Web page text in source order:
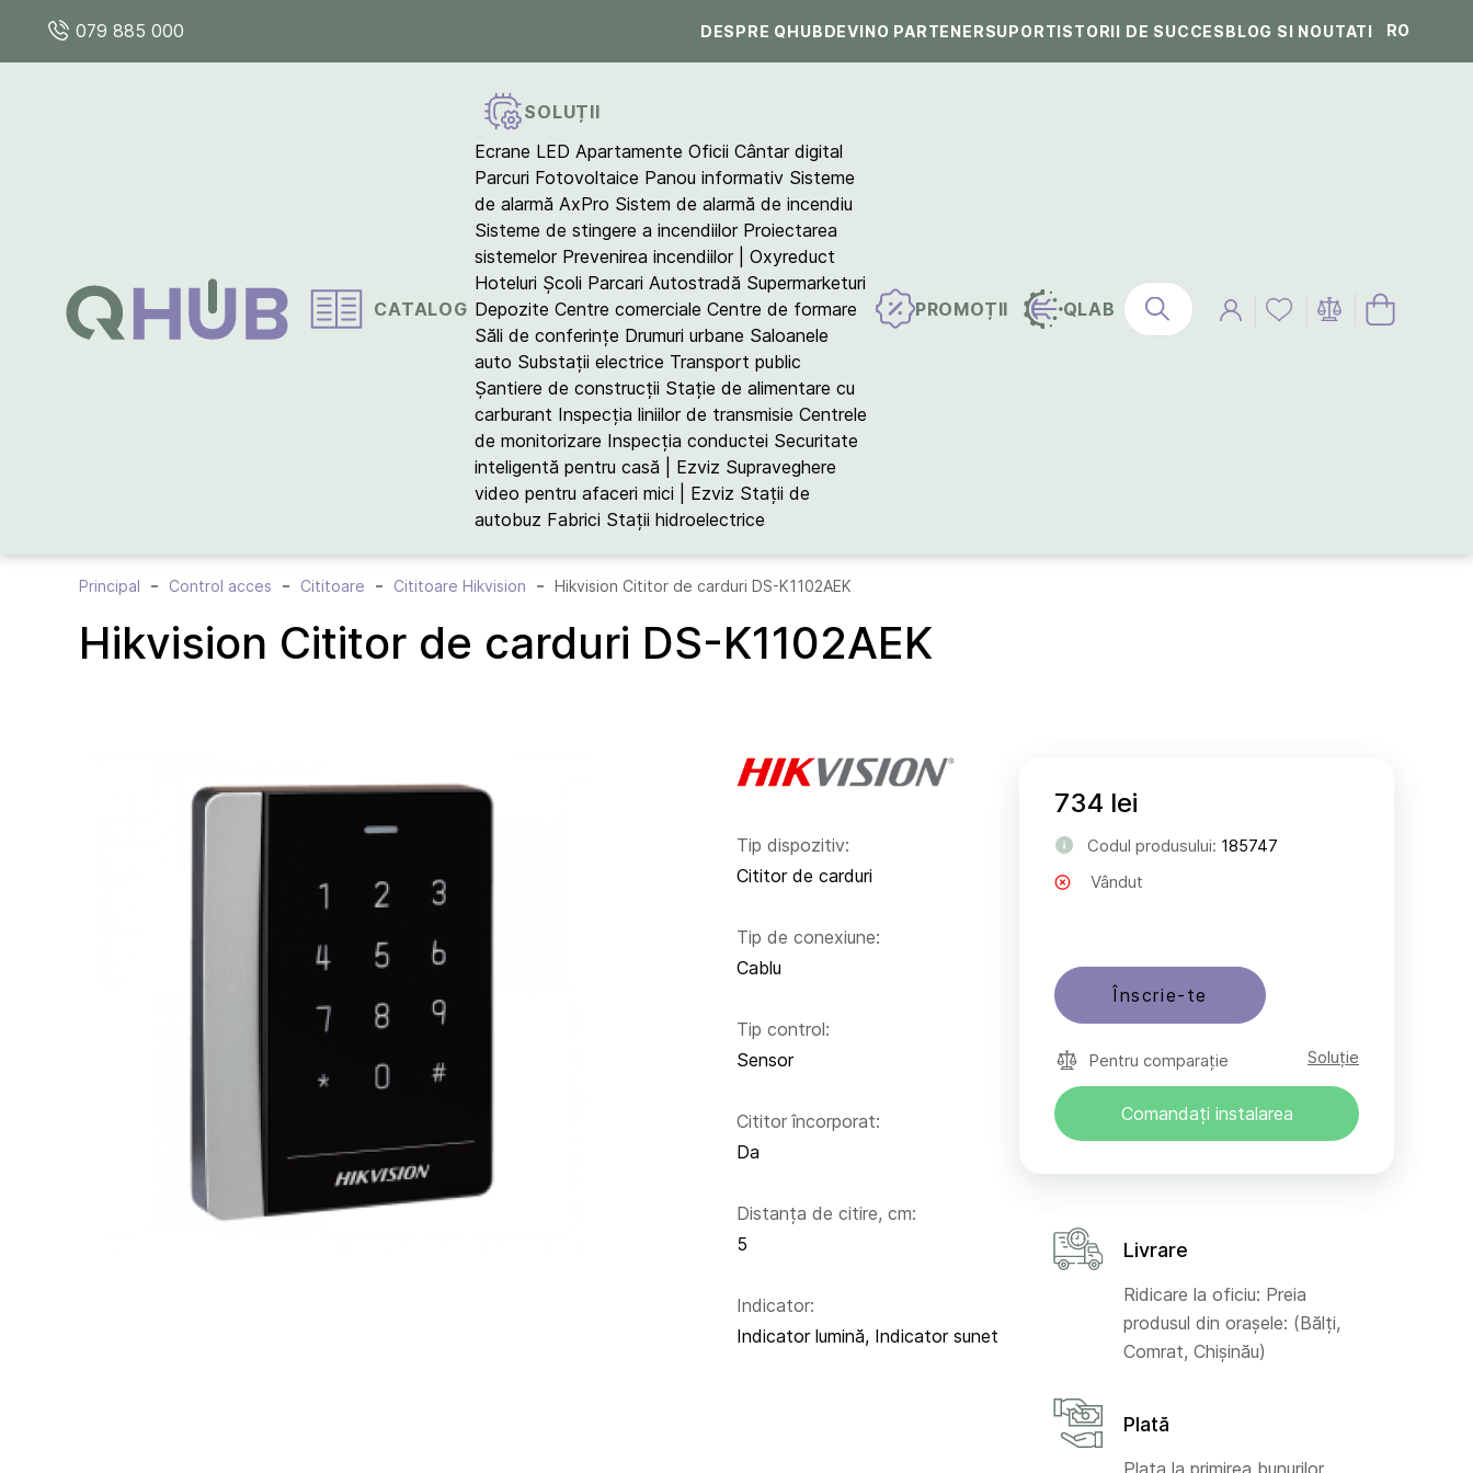
079 885 000 DESPRE QHUBDEVINO PARTENERSUPORTISTORII DE SUCCESBLOG SI NOUTATI RO
CATALOG
SOLUȚII
Ecrane LED Apartamente Oficii Cântar digital
Parcuri Fotovoltaice Panou informativ Sisteme
de alarmă AxPro Sistem de alarmă de incendiu
Sisteme de stingere a incendiilor Proiectarea
sistemelor Prevenirea incendiilor | Oxyreduct
Hoteluri Școli Parcari Autostradă Supermarketuri
Depozite Centre comerciale Centre de formare
Săli de conferințe Drumuri urbane Saloanele
auto Substații electrice Transport public
Șantiere de construcții Stație de alimentare cu
carburant Inspecția liniilor de transmisie Centrele
de monitorizare Inspecția conductei Securitate
inteligentă pentru casă | Ezviz Supraveghere
video pentru afaceri mici | Ezviz Stații de
autobuz Fabrici Stații hidroelectrice
PROMOȚII QLAB
Principal Control acces Cititoare Cititoare Hikvision Hikvision Cititor de carduri DS-K1102AEK
Hikvision Cititor de carduri DS-K1102AEK
Tip dispozitiv:
Cititor de carduri
Tip de conexiune:
Cablu
Tip control:
Sensor
Cititor încorporat:
Da
Distanța de citire, cm:
5
Indicator:
Indicator lumină, Indicator sunet
734 lei
Codul produsului: 185747
Vândut
Înscrie-te
Pentru comparație Soluție
Comandați instalarea
Livrare
Ridicare la oficiu: Preia
produsul din orașele: (Bălți,
Comrat, Chișinău)
Plată
Plata la primirea bunurilor,